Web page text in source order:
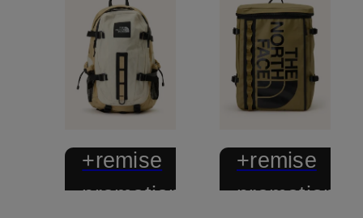
+remise
promotionnelle
+remise